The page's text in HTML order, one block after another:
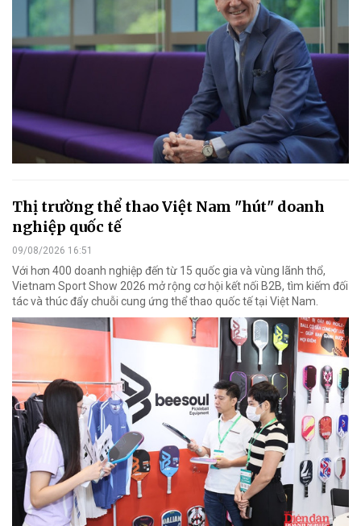
Thị trường thể thao Việt Nam "hút" doanh
nghiệp quốc tế
09/08/2026 16:51
Với hơn 400 doanh nghiệp đến từ 15 quốc gia và vùng lãnh thổ,
Vietnam Sport Show 2026 mở rộng cơ hội kết nối B2B, tìm kiếm đối
tác và thúc đẩy chuỗi cung ứng thể thao quốc tế tại Việt Nam.